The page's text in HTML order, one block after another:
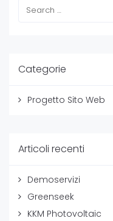
Categorie
Progetto Sito Web
Articoli recenti
Demoservizi
Greenseek
KKM Photovoltaic